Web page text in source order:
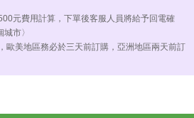
元費用計算，下單後客服人員將給予回電確
市〉
歐美地區務必於三天前訂購，亞洲地區兩天前訂